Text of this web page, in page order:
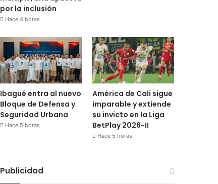
por la inclusión
Hace 4 horas
Ibagué entra al nuevo
Bloque de Defensa y
Seguridad Urbana
Hace 5 horas
América de Cali sigue
imparable y extiende
su invicto en la Liga
BetPlay 2026-II
Hace 5 horas
Publicidad